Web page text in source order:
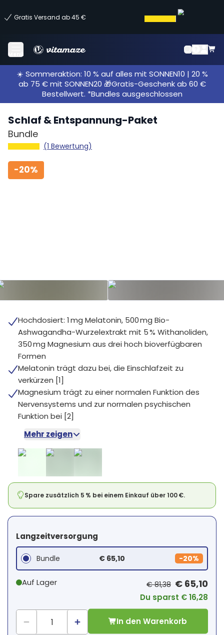
Gratis Versand ab 45 €
Menü
☀️ Sommeraktion: 10 % auf alles mit SONNEN10 | 20 %
ab 75 € mit SONNEN20 🎁Gratis-Geschenk ab 60 €
Bestellwert. *Bundles ausgeschlossen
Schlaf & Entspannung-Paket
Bundle
(1 Bewertung)
-20%
Hochdosiert: 1 mg Melatonin, 500 mg Bio-
Ashwagandha-Wurzelextrakt mit 5 % Withanoliden,
350 mg Magnesium aus drei hoch bioverfügbaren
Formen
Melatonin trägt dazu bei, die Einschlafzeit zu
verkürzen [1]
Magnesium trägt zu einer normalen Funktion des
Nervensystems und zur normalen psychischen
Funktion bei [2]
Mehr zeigen
Spare zusätzlich 5 % bei einem Einkauf über 100 €.
Langzeitversorgung
Bundle € 65,10 -20%
Auf Lager € 81,38 € 65,10
Du sparst € 16,28
In den Warenkorb